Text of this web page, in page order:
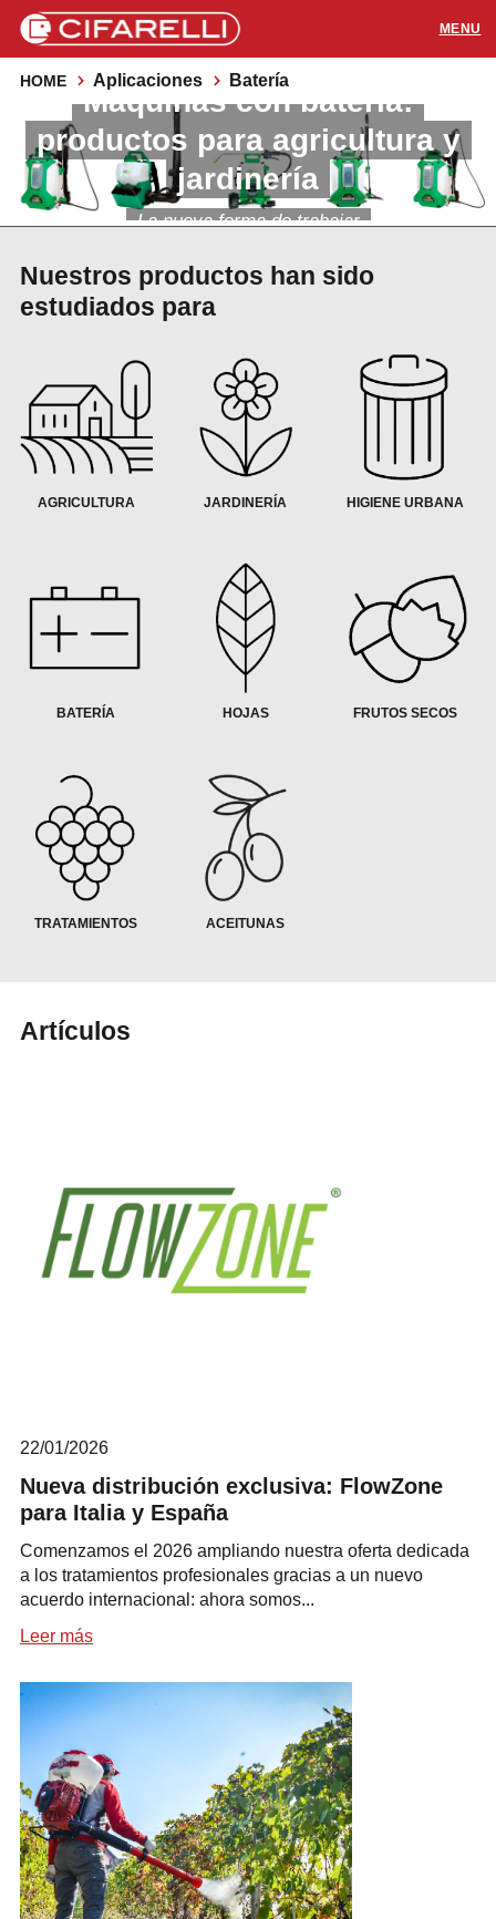
Distribuidores
Empresa
Búsqueda BÚSQUEDA
PRODUCTOS
APLICACIONES
RECURSOS
HOME Aplicaciones Batería
Máquinas con batería:
productos para agricultura y
jardinería
La nueva forma de trabajar
Nuestros productos han sido
estudiados para
AGRICULTURA JARDINERÍA HIGIENE URBANA
BATERÍA HOJAS FRUTOS SECOS
TRATAMIENTOS ACEITUNAS
Artículos
22/01/2026
Nueva distribución exclusiva: FlowZone
para Italia y España
Comenzamos el 2026 ampliando nuestra oferta dedicada
a los tratamientos profesionales gracias a un nuevo
acuerdo internacional: ahora somos...
Leer más